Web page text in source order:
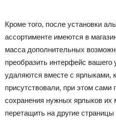
Кроме того, после установки
ассортименте имеются в
масса дополнительных
преобразить интерфейс вашего
удаляются вместе с ярлыками,
присутствовали, при этом
сохранения нужных ярлыков их
перетащить на другие